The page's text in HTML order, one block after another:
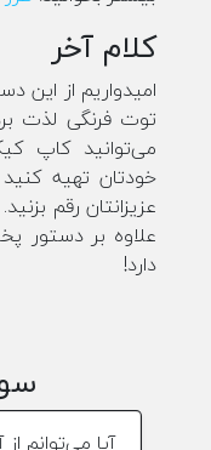
کلام آخر
امیدواریم از این
توت فرنگی لذت
می‌توانید کاپ
خودتان تهیه
عزیزانتان رقم
علاوه بر دستور
دارد!
آیا می‌توانم